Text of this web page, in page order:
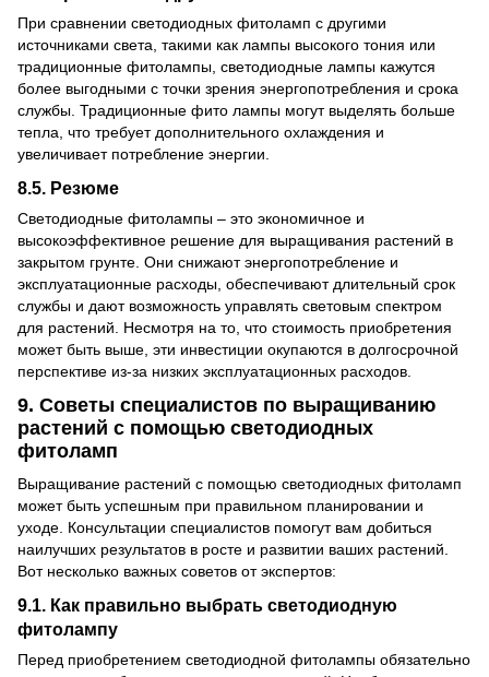
При сравнении светодиодных фитоламп с другими
источниками света, такими как лампы высокого тония или
традиционные фитолампы, светодиодные лампы кажутся
более выгодными с точки зрения энергопотребления и срока
службы. Традиционные фито лампы могут выделять больше
тепла, что требует дополнительного охлаждения и
увеличивает потребление энергии.
8.5. Резюме
Светодиодные фитолампы – это экономичное и
высокоэффективное решение для выращивания растений в
закрытом грунте. Они снижают энергопотребление и
эксплуатационные расходы, обеспечивают длительный срок
службы и дают возможность управлять световым спектром
для растений. Несмотря на то, что стоимость приобретения
может быть выше, эти инвестиции окупаются в долгосрочной
перспективе из-за низких эксплуатационных расходов.
9. Советы специалистов по выращиванию
растений с помощью светодиодных
фитоламп
Выращивание растений с помощью светодиодных фитоламп
может быть успешным при правильном планировании и
уходе. Консультации специалистов помогут вам добиться
наилучших результатов в росте и развитии ваших растений.
Вот несколько важных советов от экспертов:
9.1. Как правильно выбрать светодиодную
фитолампу
Перед приобретением светодиодной фитолампы обязательно